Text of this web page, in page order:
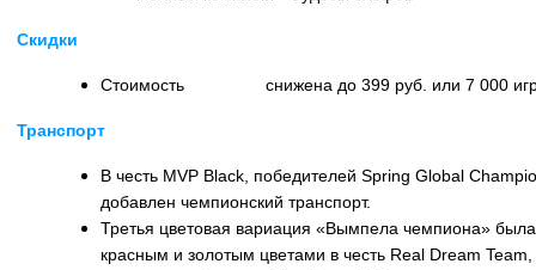
Скидки
Стоимость снижена до 399 руб. или 7 000
Транспорт
В честь MVP Black, победителей Spring Global
добавлен чемпионский транспорт.
Третья цветовая вариация «Вымпела чемпиона»
красным и золотым цветами в честь Real Dream